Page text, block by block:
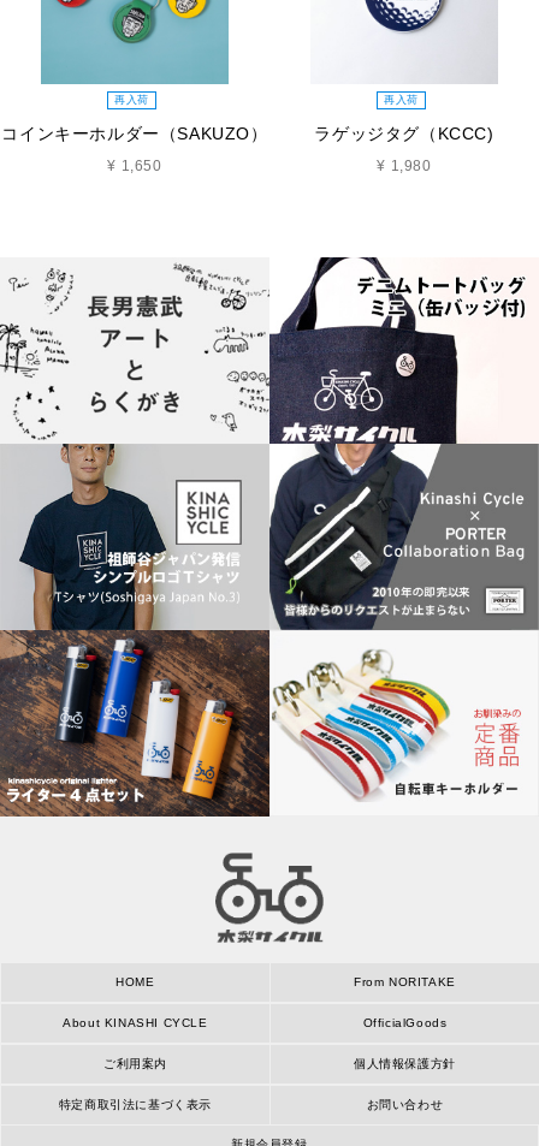
再入荷
コインキーホルダー（SAKUZO）
¥ 1,650
再入荷
ラゲッジタグ（KCCC)
¥ 1,980
HOME From NORITAKE
About KINASHI CYCLE OfficialGoods
ご利用案内 個人情報保護方針
特定商取引法に基づく表示 お問い合わせ